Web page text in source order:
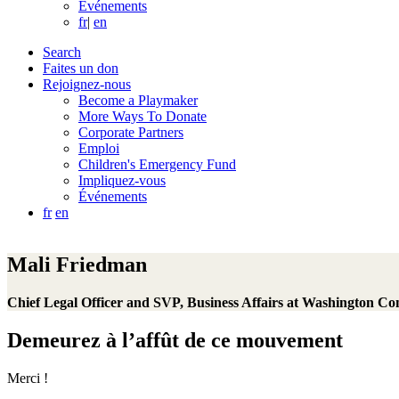
Événements
fr| en
Search
Faites un don
Rejoignez-nous
Become a Playmaker
More Ways To Donate
Corporate Partners
Emploi
Children's Emergency Fund
Impliquez-vous
Événements
fr en
Mali Friedman
Chief Legal Officer and SVP, Business Affairs at Washington
Demeurez à l’affût de ce mouvement
Merci !